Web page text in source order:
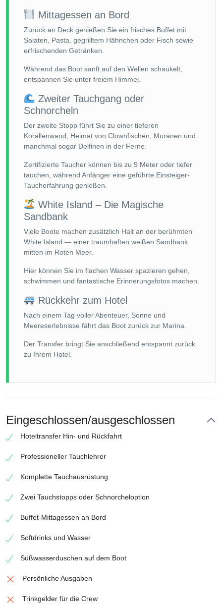
Mittagessen an Bord
Zurück an Deck genießen Sie ein frisches Buffet mit
Salaten, Pasta, gegrilltem Hähnchen oder Fisch sowie
erfrischenden Getränken.
Während das Boot sanft auf den Wellen schaukelt,
entspannen Sie unter freiem Himmel.
Zweiter Tauchgang oder
Schnorcheln
Der zweite Stopp führt Sie zu einer tieferen
Korallenwand, Heimat von Clownfischen, Muränen und
manchmal sogar Delfinen in der Ferne.
Zertifizierte Taucher können bis zu 9 Meter oder tiefer
tauchen, während Anfänger eine geführte Einsteiger-
Taucherfahrung genießen.
White Island – Die Magische
Sandbank
Viele Boote machen zusätzlich Halt an der berühmten
White Island — einer traumhaften weißen Sandbank
mitten im Roten Meer.
Hier können Sie im flachen Wasser spazieren gehen,
schwimmen und fantastische Erinnerungsfotos machen.
Rückkehr zum Hotel
Nach einem Tag voller Abenteuer, Sonne und
Meereserlebnisse fährt das Boot zurück zur Marina.
Der Transfer bringt Sie anschließend entspannt zurück
zu Ihrem Hotel.
Eingeschlossen/ausgeschlossen
Hoteltransfer Hin- und Rückfahrt
Professioneller Tauchlehrer
Komplette Tauchausrüstung
Zwei Tauchstopps oder Schnorcheloption
Buffet-Mittagessen an Bord
Softdrinks und Wasser
Süßwasserduschen auf dem Boot
Persönliche Ausgaben
Trinkgelder für die Crew